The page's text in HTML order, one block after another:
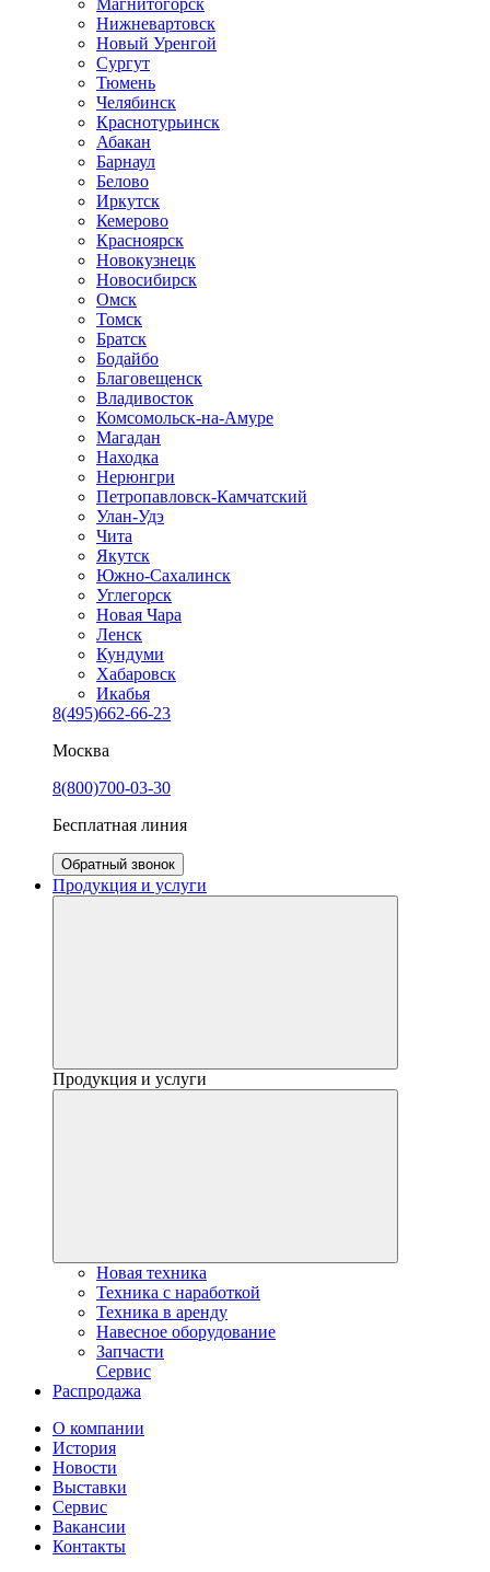
Нижневартовск
Новый Уренгой
Сургут
Тюмень
Челябинск
Краснотурьинск
Абакан
Барнаул
Белово
Иркутск
Кемерово
Красноярск
Новокузнецк
Новосибирск
Омск
Томск
Братск
Бодайбо
Благовещенск
Владивосток
Комсомольск-на-Амуре
Магадан
Находка
Нерюнгри
Петропавловск-Камчатский
Улан-Удэ
Чита
Якутск
Южно-Сахалинск
Углегорск
Новая Чара
Ленск
Кундуми
Хабаровск
Икабья
8(495)662-66-23
Москва
8(800)700-03-30
Бесплатная линия
Обратный звонок
Продукция и услуги
Продукция и услуги
Новая техника
Техника с наработкой
Техника в аренду
Навесное оборудование
Запчасти
Сервис
Распродажа
О компании
История
Новости
Выставки
Сервис
Вакансии
Контакты